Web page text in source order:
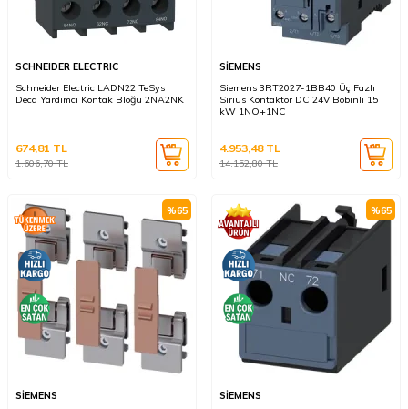
SCHNEIDER ELECTRIC
Schneider Electric LADN22 TeSys
Deca Yardımcı Kontak Bloğu 2NA2NK
1.606,70TL
674,81 TL
SİEMENS
Siemens 3RT2027-1BB40 Üç Fazlı
Sirius Kontaktör DC 24V Bobinli 15
kW 1NO+1NC
14.152,80TL
4.953,48TL
%65
SİEMENS
%65
SİEMENS